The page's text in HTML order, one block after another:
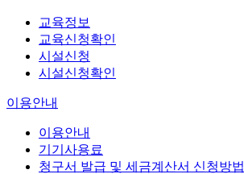
교육정보
교육신청확인
시설신청
시설신청확인
이용안내
이용안내
기기사용료
청구서 발급 및 세금계산서 신청방법